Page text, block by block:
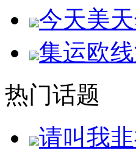
今天美
集运欧
热门话题
请叫我